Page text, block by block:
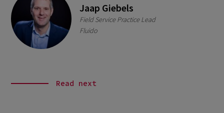
Jaap Giebels
Field Service Practice Lead
Fluido
Read next